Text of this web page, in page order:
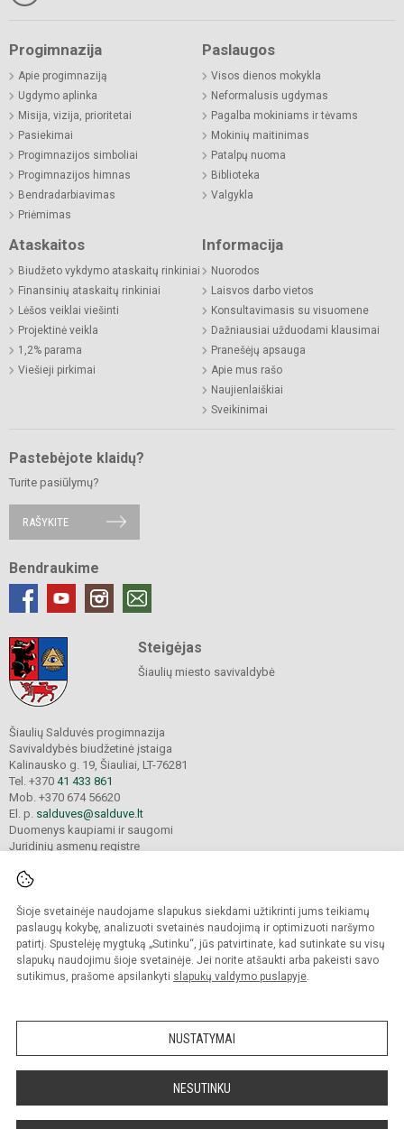
Šioje svetainėje naudojame slapukus siekdami užtikrinti jums teikiamų
paslaugų kokybę, analizuoti svetainės naudojimą ir optimizuoti naršymo
patirtį. Spustelėję mygtuką „Sutinku“, jūs patvirtinate, kad sutinkate su visų
slapukų naudojimu šioje svetainėje. Jei norite atšaukti arba pakeisti savo
sutikimus, prašome apsilankyti slapukų valdymo puslapyje.
NUSTATYMAI
NESUTINKU
Progimnazija
Apie progimnaziją
Ugdymo aplinka
Misija, vizija, prioritetai
Pasiekimai
Progimnazijos simboliai
Progimnazijos himnas
Bendradarbiavimas
Priėmimas
Paslaugos
Visos dienos mokykla
Neformalusis ugdymas
Pagalba mokiniams ir tėvams
Mokinių maitinimas
Patalpų nuoma
Biblioteka
Valgykla
Ataskaitos
Biudžeto vykdymo ataskaitų rinkiniai
Finansinių ataskaitų rinkiniai
Lėšos veiklai viešinti
Projektinė veikla
1,2% parama
Viešieji pirkimai
Informacija
Nuorodos
Laisvos darbo vietos
Konsultavimasis su visuomene
Dažniausiai užduodami klausimai
Pranešėjų apsauga
Apie mus rašo
Naujienlaiškiai
Sveikinimai
Pastebėjote klaidų?
Turite pasiūlymų?
RAŠYKITE
Bendraukime
Steigėjas
Šiaulių miesto savivaldybė
Šiaulių Salduvės progimnazija
Savivaldybės biudžetinė įstaiga
Kalinausko g. 19, Šiauliai, LT-76281
Tel. +370 41 433 861
Mob. +370 674 56620
El. p. salduves@salduve.lt
Duomenys kaupiami ir saugomi
Juridinių asmenų registre
© 2026. Šiaulių Salduvės progimnazija. Visos teisės saugomos.
Kopijuoti turinį be raštiško įstaigos administracijos sutikimo griežtai draudžiama.